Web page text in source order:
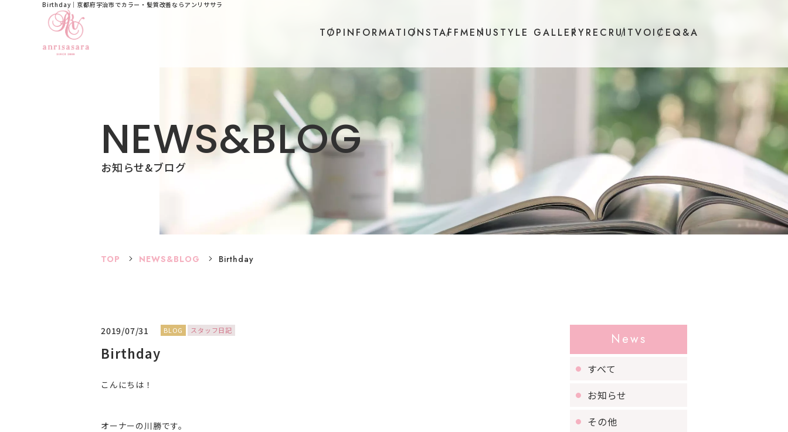
Birthday｜京都府宇治市でカラー・髪質改善ならアンリササラ
TOP INFORMATIONSTAFFMENUSTYLE GALLERYRECRUITVOICE Q&A
NEWS&BLOG
お知らせ&ブログ
TOP NEWS&BLOG Birthday
2019/07/31 BLOG スタッフ日記
Birthday
こんにちは！
オーナーの川勝です。
News
すべて
お知らせ
その他